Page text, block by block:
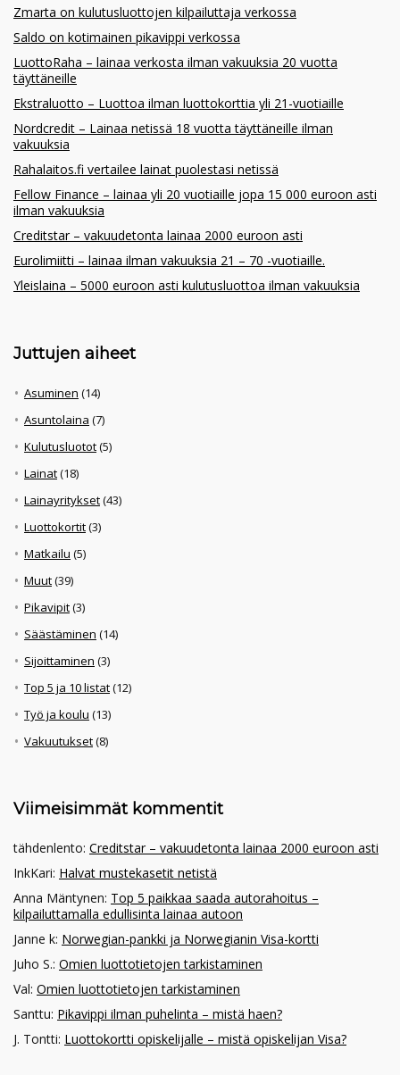
Zmarta on kulutusluottojen kilpailuttaja verkossa
Saldo on kotimainen pikavippi verkossa
LuottoRaha – lainaa verkosta ilman vakuuksia 20 vuotta
täyttäneille
Ekstraluotto – Luottoa ilman luottokorttia yli 21-vuotiaille
Nordcredit – Lainaa netissä 18 vuotta täyttäneille ilman
vakuuksia
Rahalaitos.fi vertailee lainat puolestasi netissä
Fellow Finance – lainaa yli 20 vuotiaille jopa 15 000 euroon asti
ilman vakuuksia
Creditstar – vakuudetonta lainaa 2000 euroon asti
Eurolimiitti – lainaa ilman vakuuksia 21 – 70 -vuotiaille.
Yleislaina – 5000 euroon asti kulutusluottoa ilman vakuuksia
Juttujen aiheet
Asuminen (14)
Asuntolaina (7)
Kulutusluotot(5)
Lainat(18)
Lainayritykset(43)
Luottokortit(3)
Matkailu (5)
Muut(39)
Pikavipit(3)
Säästäminen (14)
Sijoittaminen (3)
Top 5 ja 10 listat(12)
Työ ja koulu (13)
Vakuutukset(8)
Viimeisimmät kommentit
tähdenlento: Creditstar – vakuudetonta lainaa 2000 euroon asti
InkKari: Halvat mustekasetit netistä
Anna Mäntynen: Top 5 paikkaa saada autorahoitus –
kilpailuttamalla edullisinta lainaa autoon
Janne k: Norwegian-pankki ja Norwegianin Visa-kortti
Juho S.: Omien luottotietojen tarkistaminen
Val: Omien luottotietojen tarkistaminen
Santtu: Pikavippi ilman puhelinta – mistä haen?
J. Tontti: Luottokortti opiskelijalle – mistä opiskelijan Visa?